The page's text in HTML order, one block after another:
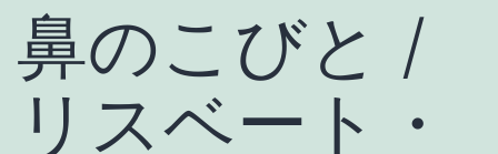
キ鼻のこびと /
リスベート・